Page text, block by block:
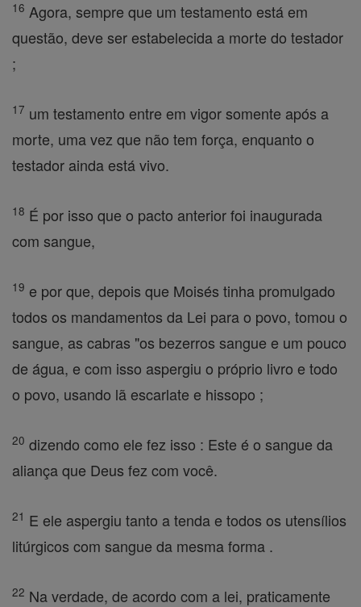
16 Agora, sempre que um testamento está em
questão, deve ser estabelecida a morte do testador
;
17 um testamento entre em vigor somente após a
morte, uma vez que não tem força, enquanto o
testador ainda está vivo.
18 É por isso que o pacto anterior foi inaugurada
com sangue,
19 e por que, depois que Moisés tinha promulgado
todos os mandamentos da Lei para o povo, tomou o
sangue, as cabras "os bezerros sangue e um pouco
de água, e com isso aspergiu o próprio livro e todo
o povo, usando lã escarlate e hissopo ;
20 dizendo como ele fez isso : Este é o sangue da
aliança que Deus fez com você.
21 E ele aspergiu tanto a tenda e todos os utensílios
litúrgicos com sangue da mesma forma .
22 Na verdade, de acordo com a lei, praticamente